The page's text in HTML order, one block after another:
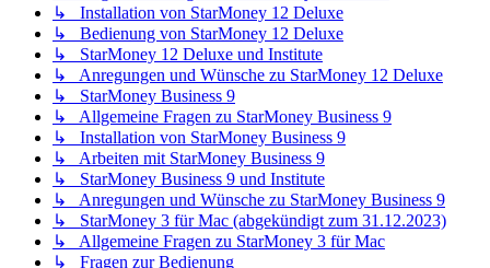
↳ Installation von StarMoney 12 Deluxe
↳ Bedienung von StarMoney 12 Deluxe
↳ StarMoney 12 Deluxe und Institute
↳ Anregungen und Wünsche zu StarMoney 12 Deluxe
↳ StarMoney Business 9
↳ Allgemeine Fragen zu StarMoney Business 9
↳ Installation von StarMoney Business 9
↳ Arbeiten mit StarMoney Business 9
↳ StarMoney Business 9 und Institute
↳ Anregungen und Wünsche zu StarMoney Business 9
↳ StarMoney 3 für Mac (abgekündigt zum 31.12.2023)
↳ Allgemeine Fragen zu StarMoney 3 für Mac
↳ Fragen zur Bedienung